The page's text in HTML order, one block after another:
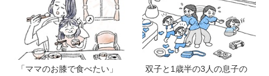
「ママのお膝で食べたい」
双子と1歳半の3人の息子の